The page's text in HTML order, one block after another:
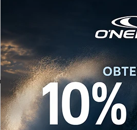
Melee – Estilo,
elección perfecta para quienes buscan